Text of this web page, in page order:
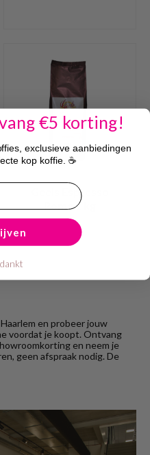
Geels Espresso
Roma 1 kg
en probeer jouw
voordat je koopt. Ontvang
en neem je
geen afspraak nodig. De
€5 korting!
exclusieve aanbiedingen
kop koffie. ☕